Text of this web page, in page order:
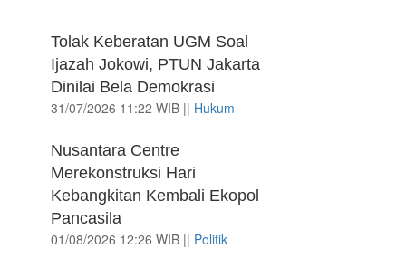
Ganti Nama Jadi
Transbandara, Tarif Dipatok
Rp15.000
05/08/2026 15:05 WIB ||Transportasi
BPS Klaim Angka
Pengangguran di Indonesia
pada Mei 2026 Turun Jadi 7,22
Juta Orang
05/08/2026 13:45 WIB ||Tenaga Kerja
Tolak Keberatan UGM Soal
Ijazah Jokowi, PTUN Jakarta
Dinilai Bela Demokrasi
31/07/2026 11:22 WIB || Hukum
Nusantara Centre
Merekonstruksi Hari
Kebangkitan Kembali Ekopol
Pancasila
01/08/2026 12:26 WIB || Politik